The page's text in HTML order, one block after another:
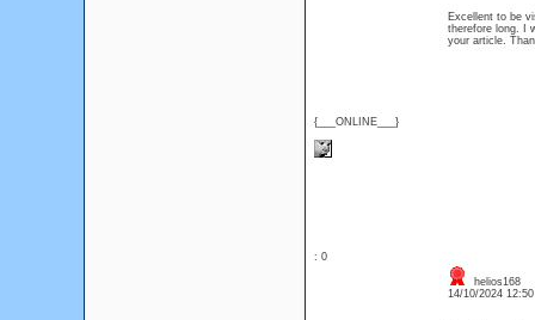
{___ONLINE___}
Excellent to be
therefore long. I
your article.
: 0
helios168
14/10/2024